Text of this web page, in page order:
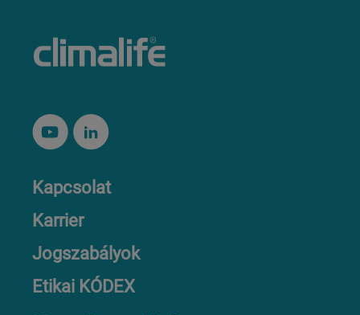
Kapcsolat
Karrier
Jogszabályok
Etikai KÓDEX